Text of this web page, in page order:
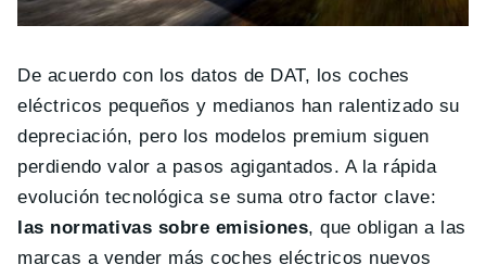
De acuerdo con los datos de DAT, los coches
eléctricos pequeños y medianos han ralentizado su
depreciación, pero los modelos premium siguen
perdiendo valor a pasos agigantados. A la rápida
evolución tecnológica se suma otro factor clave:
las normativas sobre emisiones, que obligan a las
marcas a vender más coches eléctricos nuevos